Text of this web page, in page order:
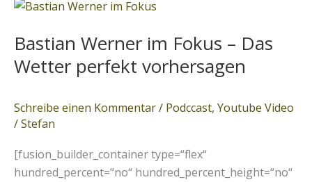
Bastian Werner im Fokus – Das
Wetter perfekt vorhersagen
Schreibe einen Kommentar/ Podccast, Youtube Video
/Stefan
[fusion_builder_container type=“flex“
hundred_percent=“no“ hundred_percent_height=“no“
Bastian
im
Fokus
–
Wetter
perfekt
vorhersagen